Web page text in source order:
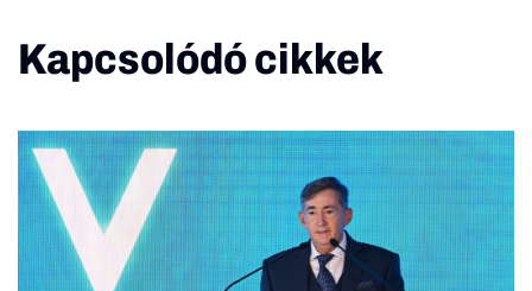
Kapcsolódó cikkek